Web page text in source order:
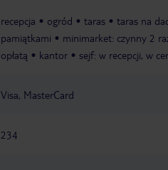
recepcja ogród taras taras na
pamiątkami
minimarket: czynny 2
opłatą
kantor sejf: w recepcji, w
Visa, MasterCard
234